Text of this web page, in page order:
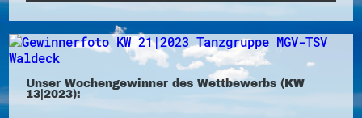
Unser Wochengewinner des Wettbewerbs (KW
13|2023):